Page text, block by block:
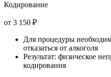
Кодирование
от 3 150 ₽
Для процедуры
отказаться от алкоголя
Результат: физическое
кодирования